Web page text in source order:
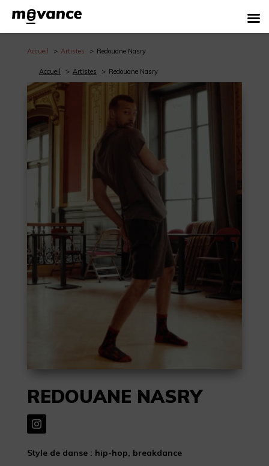
Accueil Artistes Redouane Nasry
Accueil Artistes Redouane Nasry
REDOUANE NASRY
Style de danse : hip-hop, breakdance